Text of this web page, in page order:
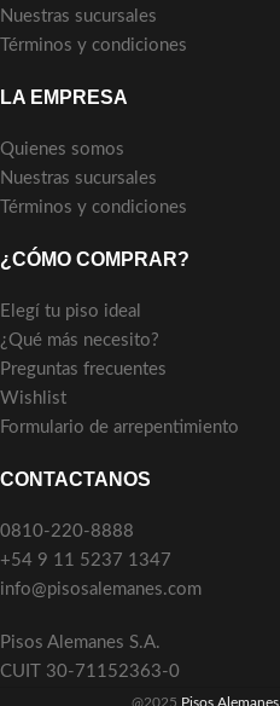
Nuestras sucursales
Términos y condiciones
LA EMPRESA
Quienes somos
Nuestras sucursales
Términos y condiciones
¿CÓMO COMPRAR?
Elegí tu piso ideal
¿Qué más necesito?
Preguntas frecuentes
Wishlist
Formulario de arrepentimiento
CONTACTANOS
0810-220-8888
+54 9 11 5237 1347
info@pisosalemanes.com
Pisos Alemanes S.A.
CUIT 30-71152363-0
@2025 Pisos Alemanes